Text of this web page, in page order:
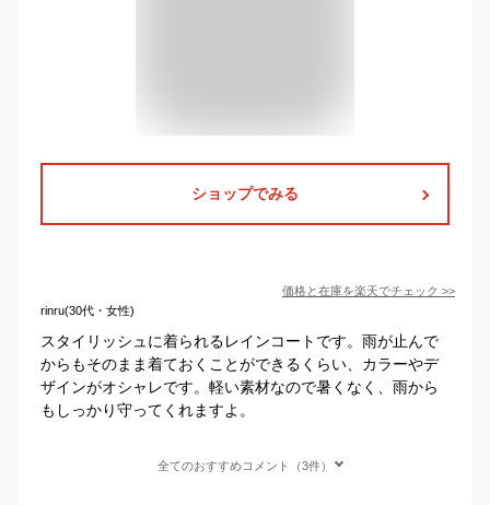
ショップでみる
価格と在庫を楽天でチェック >>
rinru(30代・女性)
スタイリッシュに着られるレインコートです。雨が止んで
からもそのまま着ておくことができるくらい、カラーやデ
ザインがオシャレです。軽い素材なので暑くなく、雨から
もしっかり守ってくれますよ。
全てのおすすめコメント（3件）